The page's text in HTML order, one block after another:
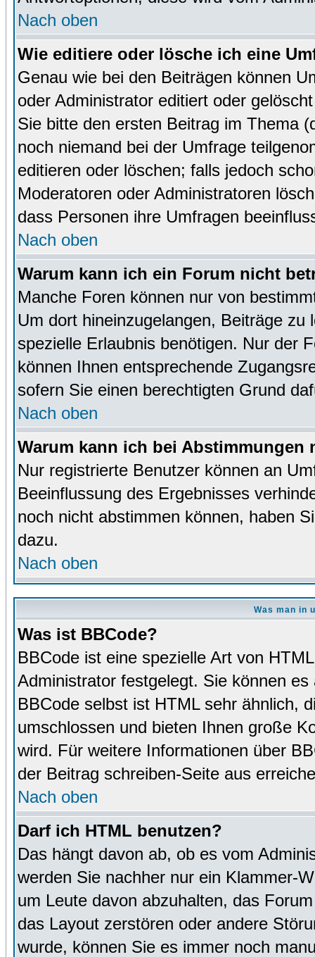
Nach oben
Wie editiere oder lösche ich eine
Genau wie bei den Beiträgen können
oder Administrator editiert oder
Sie bitte den ersten Beitrag im Thema
noch niemand bei der Umfrage
editieren oder löschen; falls jedoch
Moderatoren oder Administratoren
dass Personen ihre Umfragen
Nach oben
Warum kann ich ein Forum nicht
Manche Foren können nur von
Um dort hineinzugelangen, Beiträge
spezielle Erlaubnis benötigen. Nur der
können Ihnen entsprechende
sofern Sie einen berechtigten Grund
Nach oben
Warum kann ich bei Abstimmungen
Nur registrierte Benutzer können an
Beeinflussung des Ergebnisses
noch nicht abstimmen können, haben
dazu.
Nach oben
Was man in
Was ist BBCode?
BBCode ist eine spezielle Art von
Administrator festgelegt. Sie können
BBCode selbst ist HTML sehr ähnlich,
umschlossen und bieten Ihnen große
wird. Für weitere Informationen über
der Beitrag schreiben-Seite aus
Nach oben
Darf ich HTML benutzen?
Das hängt davon ab, ob es vom
werden Sie nachher nur ein Klammer-
um Leute davon abzuhalten, das
das Layout zerstören oder andere
wurde, können Sie es immer noch